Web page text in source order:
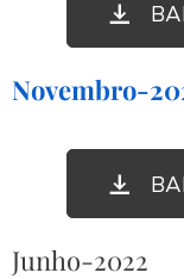
Novembro-
Junho-2022